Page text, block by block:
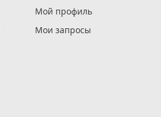
Мой профиль
Мои запросы